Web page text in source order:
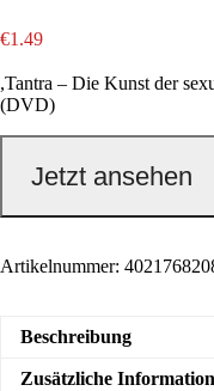
€1.49
,Tantra – Die Kunst der
(DVD)
Jetzt ansehen
Artikelnummer:
Beschreibung
Zusätzliche